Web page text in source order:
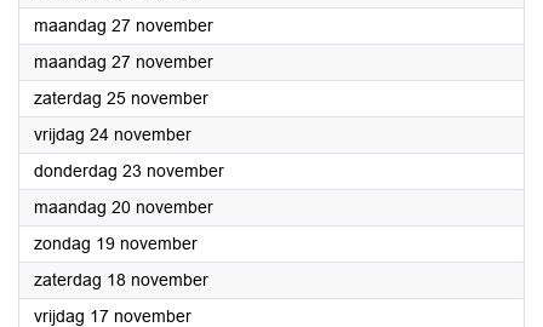
maandag 27 november2023
maandag 27 november2023
zaterdag 25 november2023
vrijdag 24 november2023
donderdag 23 november2023
maandag 20 november2023
zondag 19 november2023
zaterdag 18 november2023
vrijdag 17 november2023